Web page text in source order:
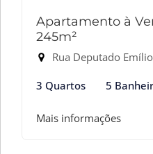
Apartamento à
245m²
Rua Deputado Emílio
3 Quartos 5
Mais informações